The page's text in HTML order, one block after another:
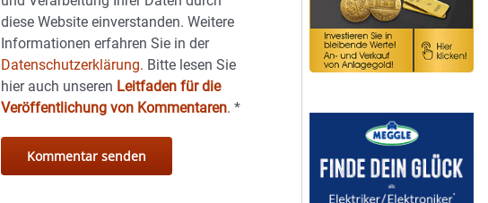
diese Website einverstanden. Weitere
Informationen erfahren Sie in der
Datenschutzerklärung. Bitte lesen Sie
hier auch unseren Leitfaden für die
Veröffentlichung von Kommentaren.*